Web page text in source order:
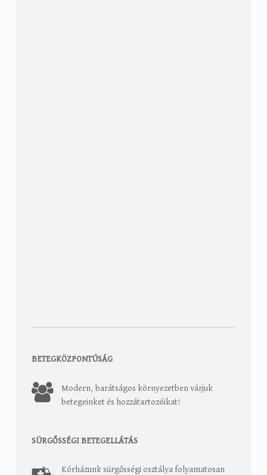
BETEGKÖZPONTÚSÁG
Modern, barátságos környezetben várjuk
betegeinket és hozzátartozóikat!
SÜRGŐSSÉGI BETEGELLÁTÁS
Kórházunk sürgősségi osztálya folyamatosan